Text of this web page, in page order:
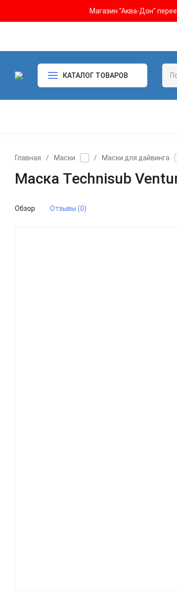
Магазин "Аква-Дон"
КАТАЛОГ ТОВАРОВ
Главная / Маски / Маски для дайвинга
Маска Technisub
Обзор Отзывы (0)